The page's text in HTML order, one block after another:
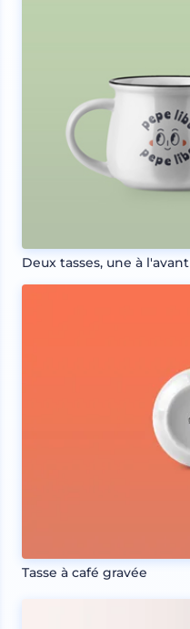
Deux tasses, une à l'avant
Tasse à café gravée